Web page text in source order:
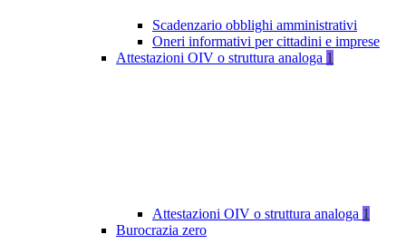
Scadenzario obblighi amministrativi
Oneri informativi per cittadini e imprese
Attestazioni OIV o struttura analoga 1
Attestazioni OIV o struttura analoga 1
Burocrazia zero